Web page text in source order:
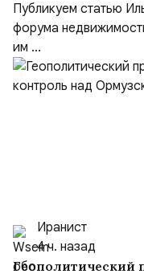
Публикуем статью
форума
им ...
Иранист
4 ч. назад
Геополитический